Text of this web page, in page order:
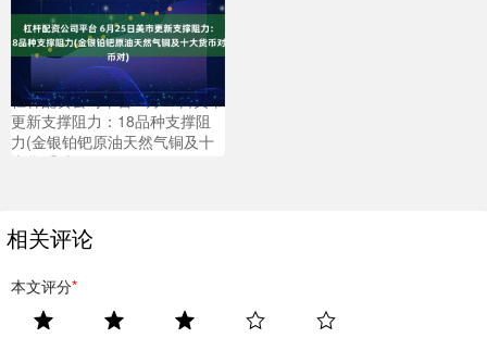
杠杆配资公司平台 6月25日美市
更新支撑阻力：18品种支撑阻
力(金银铂钯原油天然气铜及十
大货币对)
相关评论
本文评分*